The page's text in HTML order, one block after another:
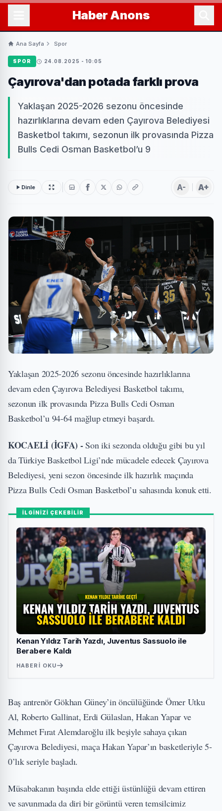
Haber Anons
Ana Sayfa Spor
SPOR 24.08.2025 - 10:05
Çayırova'dan potada farklı prova
Yaklaşan 2025-2026 sezonu öncesinde
hazırlıklarına devam eden Çayırova Belediyesi
Basketbol takımı, sezonun ilk provasında Pizza
Bulls Cedi Osman Basketbol’u 9
Dinle A- A+
Yaklaşan 2025-2026 sezonu öncesinde hazırlıklarına
devam eden Çayırova Belediyesi Basketbol takımı,
sezonun ilk provasında Pizza Bulls Cedi Osman
Basketbol’u 94-64 mağlup etmeyi başardı.
KOCAELİ (İGFA) -Son iki sezonda olduğu gibi bu yıl
da Türkiye Basketbol Ligi’nde mücadele edecek Çayırova
Belediyesi, yeni sezon öncesinde ilk hazırlık maçında
Pizza Bulls Cedi Osman Basketbol’u sahasında konuk etti.
İLGİNİZİ ÇEKEBİLİR
Kenan Yıldız Tarih Yazdı, Juventus Sassuolo ile
Berabere Kaldı
HABERI OKU
Baş antrenör Gökhan Güney’in öncülüğünde Ömer Utku
Al, Roberto Gallinat, Erdi Gülaslan, Hakan Yapar ve
Mehmet Fırat Alemdaroğlu ilk beşiyle sahaya çıkan
Çayırova Belediyesi, maça Hakan Yapar’ın basketleriyle 5-
0’lık seriyle başladı.
Müsabakanın başında elde ettiği üstünlüğü devam ettiren
ve savunmada da diri bir görüntü veren temsilcimiz